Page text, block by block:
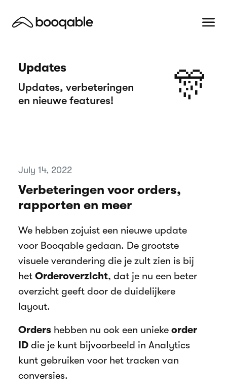
Updates
Updates, verbeteringen
en nieuwe features!
🎊
July 14, 2022
Verbeteringen voor orders,
rapporten en meer
We hebben zojuist een nieuwe update
voor Booqable gedaan. De grootste
visuele verandering die je zult zien is bij
het Orderoverzicht, dat je nu een beter
overzicht geeft door de duidelijkere
layout.
Orders hebben nu ook een unieke order
ID die je kunt bijvoorbeeld in Analytics
kunt gebruiken voor het tracken van
conversies.